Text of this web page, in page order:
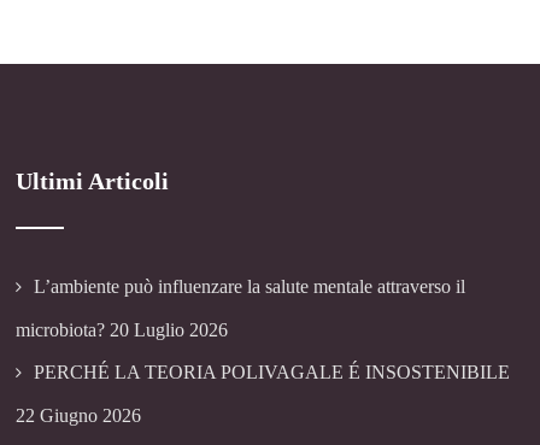
Ultimi Articoli
L’ambiente può influenzare la salute mentale attraverso il
microbiota? 20 Luglio 2026
PERCHÉ LA TEORIA POLIVAGALE É INSOSTENIBILE
22 Giugno 2026